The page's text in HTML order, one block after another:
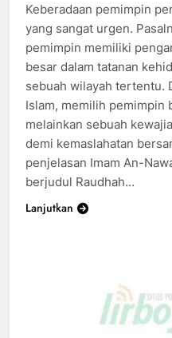
Keberadaan pemimpin
yang sangat urgen.
pemimpin memiliki
besar dalam tatanan
sebuah wilayah tertentu.
Islam, memilih pemimpin
melainkan sebuah
demi kemaslahatan
penjelasan Imam An-
berjudul Raudhah…
Lanjutkan